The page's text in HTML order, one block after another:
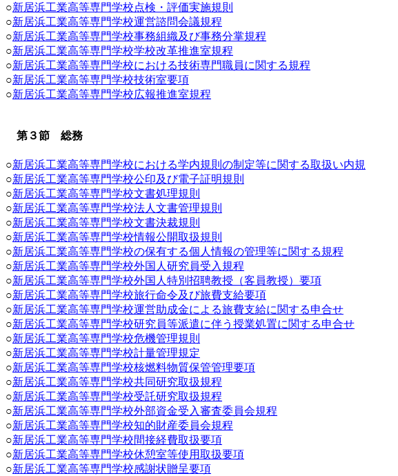
○新居浜工業高等専門学校点検・評価実施規則
○新居浜工業高等専門学校運営諮問会議規程
○新居浜工業高等専門学校事務組織及び事務分掌規程
○新居浜工業高等専門学校学校改革推進室規程
○新居浜工業高等専門学校における技術専門職員に関する規程
○新居浜工業高等専門学校技術室要項
○新居浜工業高等専門学校広報推進室規程
第３節 総務
○新居浜工業高等専門学校における学内規則の制定等に関する取扱い内規
○新居浜工業高等専門学校公印及び電子証明規則
○新居浜工業高等専門学校文書処理規則
○新居浜工業高等専門学校法人文書管理規則
○新居浜工業高等専門学校文書決裁規則
○新居浜工業高等専門学校情報公開取扱規則
○新居浜工業高等専門学校の保有する個人情報の管理等に関する規程
○新居浜工業高等専門学校外国人研究員受入規程
○新居浜工業高等専門学校外国人特別招聘教授（客員教授）要項
○新居浜工業高等専門学校旅行命令及び旅費支給要項
○新居浜工業高等専門学校運営助成金による旅費支給に関する申合せ
○新居浜工業高等専門学校研究員等派遣に伴う授業処置に関する申合せ
○新居浜工業高等専門学校危機管理規則
○新居浜工業高等専門学校計量管理規定
○新居浜工業高等専門学校核燃料物質保管管理要項
○新居浜工業高等専門学校共同研究取扱規程
○新居浜工業高等専門学校受託研究取扱規程
○新居浜工業高等専門学校外部資金受入審査委員会規程
○新居浜工業高等専門学校知的財産委員会規程
○新居浜工業高等専門学校間接経費取扱要項
○新居浜工業高等専門学校休憩室等使用取扱要項
○新居浜工業高等専門学校感謝状贈呈要項